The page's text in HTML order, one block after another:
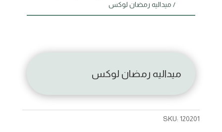
/ ميداليه رمضان لوكس
ميداليه رمضان لوكس
SKU:120201